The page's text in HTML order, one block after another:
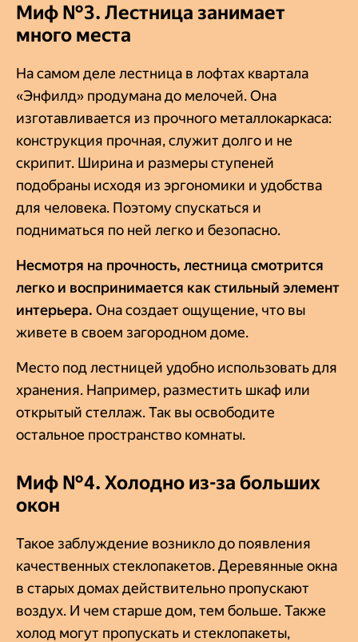
Миф №3. Лестница занимает
много места
На самом деле лестница в лофтах квартала
«Энфилд» продумана до мелочей. Она
изготавливается из прочного металлокаркаса:
конструкция прочная, служит долго и не
скрипит. Ширина и размеры ступеней
подобраны исходя из эргономики и удобства
для человека. Поэтому спускаться и
подниматься по ней легко и безопасно.
Несмотря на прочность, лестница смотрится
легко и воспринимается как стильный элемент
интерьера. Она создает ощущение, что вы
живете в своем загородном доме.
Место под лестницей удобно использовать для
хранения. Например, разместить шкаф или
открытый стеллаж. Так вы освободите
остальное пространство комнаты.
Миф №4. Холодно из-за больших
окон
Такое заблуждение возникло до появления
качественных стеклопакетов. Деревянные окна
в старых домах действительно пропускают
воздух. И чем старше дом, тем больше. Также
холод могут пропускать и стеклопакеты,